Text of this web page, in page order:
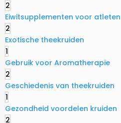
2
Eiwitsupplementen voor atleten
2
Exotische theekruiden
1
Gebruik voor Aromatherapie
2
Geschiedenis van theekruiden
1
Gezondheid voordelen kruiden
2